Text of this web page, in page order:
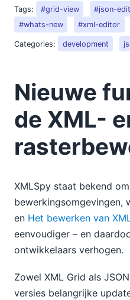
Tags:
#grid-view #json-
#whats-new
#xml-editor
Categories: development
Nieuwe
de XML-
XMLSpy staat bekend
bewerkingsomgevingen,
en Het bewerken van
eenvoudiger – en
ontwikkelaars verhogen.
Zowel XML Grid als
versies belangrijke